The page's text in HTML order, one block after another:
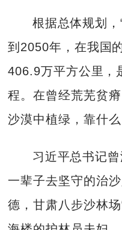
根据总体规划
到2050年，在我国
406.9万平方公里，
程。在曾经荒芜贫
沙漠中植绿，靠什么
习近平总书记
一辈子去坚守的治
德，甘肃八步沙林